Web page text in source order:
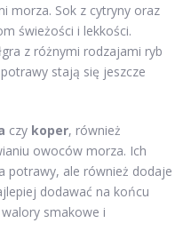
morza. Sok z cytryny oraz
świeżości i lekkości.
z różnymi rodzajami ryb
stają się jeszcze
czy koper, również
owoców morza. Ich
potrawy, ale również dodaje
dodawać na końcu
smakowe i